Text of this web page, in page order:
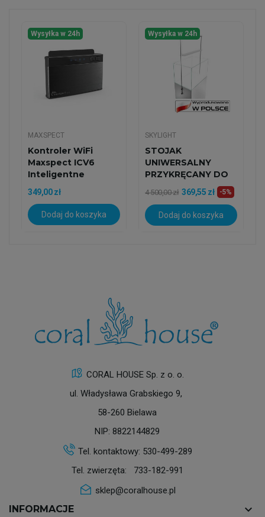
Wysyłka w 24h
MAXSPECT
Kontroler WiFi
Maxspect ICV6
Inteligentne
Centrum
Sterowania
349,00 zł
Dodaj do koszyka
Wysyłka w 24h
SKYLIGHT
STOJAK
UNIWERSALNY
PRZYKRĘCANY DO
SZAFKI 60/M.45
4 500,00 zł 369,55 zł -5%
Dodaj do koszyka
CORAL HOUSE Sp. z o. o.
ul. Władysława Grabskiego 9,
58-260 Bielawa
NIP: 8822144829
Tel. kontaktowy: 530-499-289
Tel. zwierzęta: 733-182-991
sklep@coralhouse.pl
INFORMACJE keyboard_arrow_down